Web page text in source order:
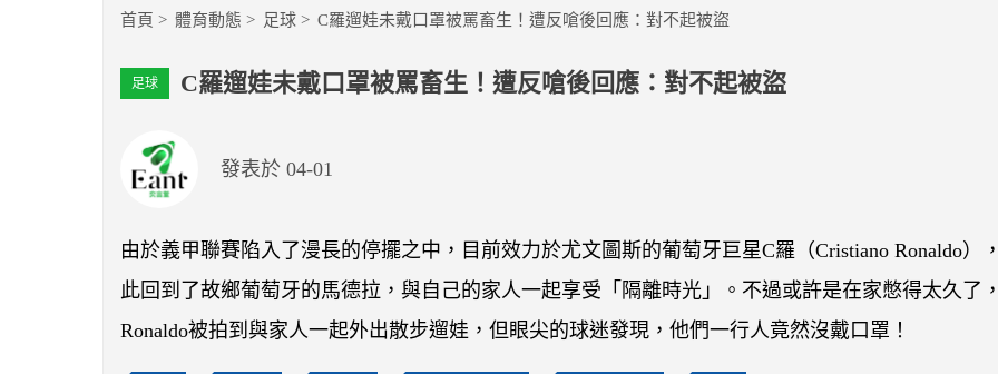
首頁 體育動態 足球 C羅遛娃未戴口罩被罵畜生！遭反嗆後回應：對不起被盜
足球 C羅遛娃未戴口罩被罵畜生！遭反嗆後回應：對不起被盜
發表於 04-01
由於義甲聯賽陷入了漫長的停擺之中，目前效力於尤文圖斯的葡萄牙巨星C羅（Cristiano Ronaldo）
此回到了故鄉葡萄牙的馬德拉，與自己的家人一起享受「隔離時光」。不過或許是在家憋得太久了
Ronaldo被拍到與家人一起外出散步遛娃，但眼尖的球迷發現，他們一行人竟然沒戴口罩！